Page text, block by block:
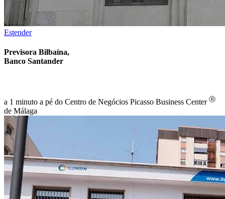
Estender
Previsora Bilbaína,
Banco Santander
a 1 minuto a pé do Centro de Negócios Picasso Business Center Ⓡ
de Málaga